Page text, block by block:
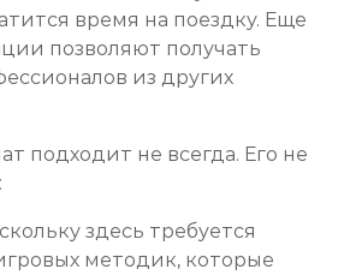
время на поездку. Еще
позволяют получать
из других
подходит не всегда. Его не
здесь требуется
методик, которые